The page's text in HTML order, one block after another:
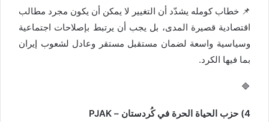
📌 خطاب كومله يشدّد أن التغيير لا يمكن أن يكون مجرد مطالب
اقتصادية قصيرة المدى، بل يجب أن يرتبط بإصلاحات اجتماعية
وسياسية واسعة لضمان مستقبل مستقر وعادل لشعوب إيران
بما فيها الكرد.
🔷
4) حزب الحياة الحرة في كُردستان – PJAK